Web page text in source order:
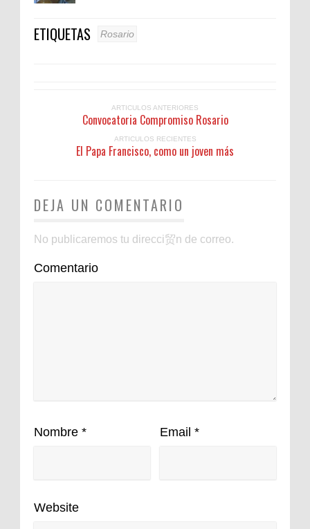
ETIQUETAS Rosario
ARTICULOS ANTERIORES
Convocatoria Compromiso Rosario
ARTICULOS RECIENTES
El Papa Francisco, como un joven más
DEJA UN COMENTARIO
No publicaremos tu direcci贸n de correo.
Comentario
Nombre * Email *
Website